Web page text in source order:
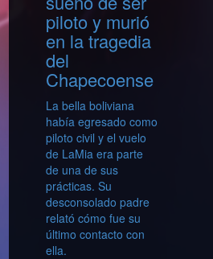
piloto y murió
en la tragedia
del
Chapecoense
La bella boliviana
había egresado como
piloto civil y el vuelo
de LaMia era parte
de una de sus
prácticas. Su
desconsolado padre
relató cómo fue su
último contacto con
ella.